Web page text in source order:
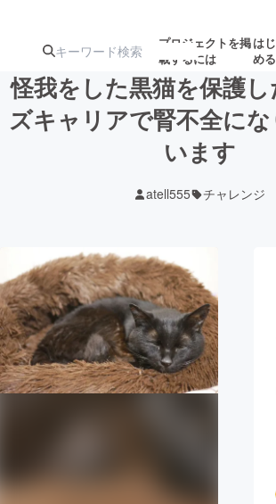
プロジェクトを掲
載するには
はじ
める
注目の新着プロ募集終了が
ロジェクト
テクノロジー・ガジェット
映像・映画
ビジネス・起業
CAMPFIRE for Social Good
怪我をした黒猫を保護
ズキャリアで腎不全に
います
atell555 チャレンジ